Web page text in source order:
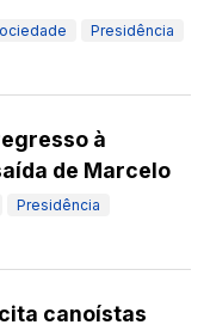
Presidência
à
de Marcelo
Presidência
canoístas